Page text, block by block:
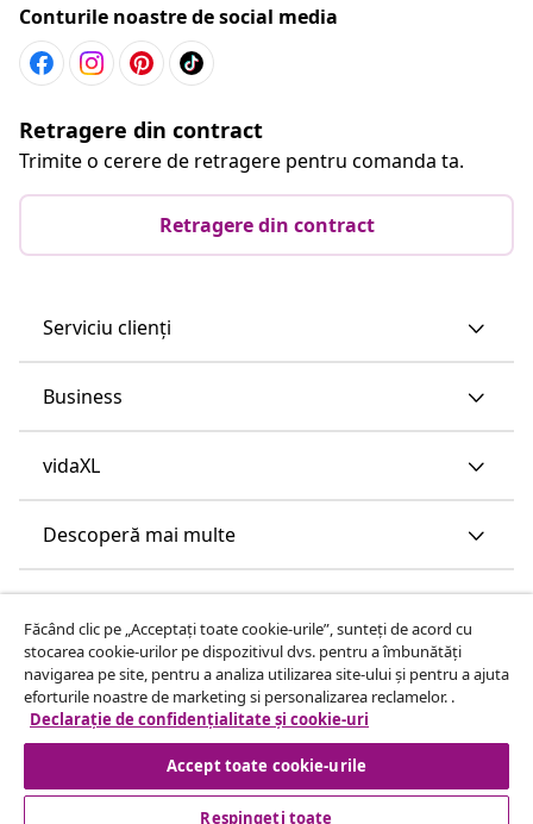
Conturile noastre de social media
Retragere din contract
Trimite o cerere de retragere pentru comanda ta.
Retragere din contract
Serviciu clienți
Business
vidaXL
Descoperă mai multe
Făcând clic pe „Acceptați toate cookie-urile”, sunteți de acord cu
stocarea cookie-urilor pe dispozitivul dvs. pentru a îmbunătăți
navigarea pe site, pentru a analiza utilizarea site-ului și pentru a ajuta
eforturile noastre de marketing si personalizarea reclamelor. .
Declarație de confidențialitate și cookie-uri
Accept toate cookie-urile
Respingeți toate